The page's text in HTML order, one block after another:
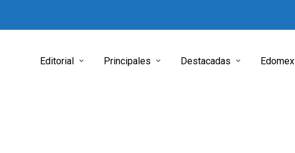
Editorial Principales Destacadas Edomex